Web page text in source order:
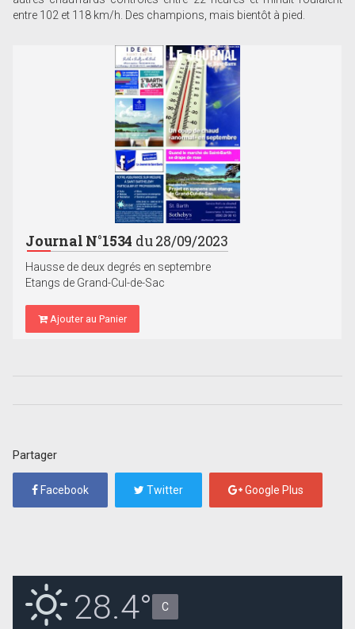
entre 102 et 118 km/h. Des champions, mais bientôt à pied.
Journal N°1534 du 28/09/2023
Hausse de deux degrés en septembre
Etangs de Grand-Cul-de-Sac
Ajouter au Panier
Partager
Facebook Twitter Google Plus
28.4° C